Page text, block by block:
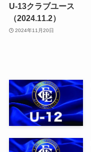
U-13クラブユース
（2024.11.2）
2024年11月20日